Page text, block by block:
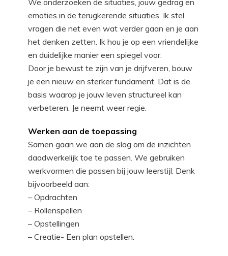
We onderzoeken de situaties, jouw gedrag en
emoties in de terugkerende situaties. Ik stel
vragen die net even wat verder gaan en je aan
het denken zetten. Ik hou je op een vriendelijke
en duidelijke manier een spiegel voor.
Door je bewust te zijn van je drijfveren, bouw
je een nieuw en sterker fundament. Dat is de
basis waarop je jouw leven structureel kan
verbeteren. Je neemt weer regie.
Werken aan de toepassing
Samen gaan we aan de slag om de inzichten
daadwerkelijk toe te passen. We gebruiken
werkvormen die passen bij jouw leerstijl. Denk
bijvoorbeeld aan:
– Opdrachten
– Rollenspellen
– Opstellingen
– Creatie- Een plan opstellen.